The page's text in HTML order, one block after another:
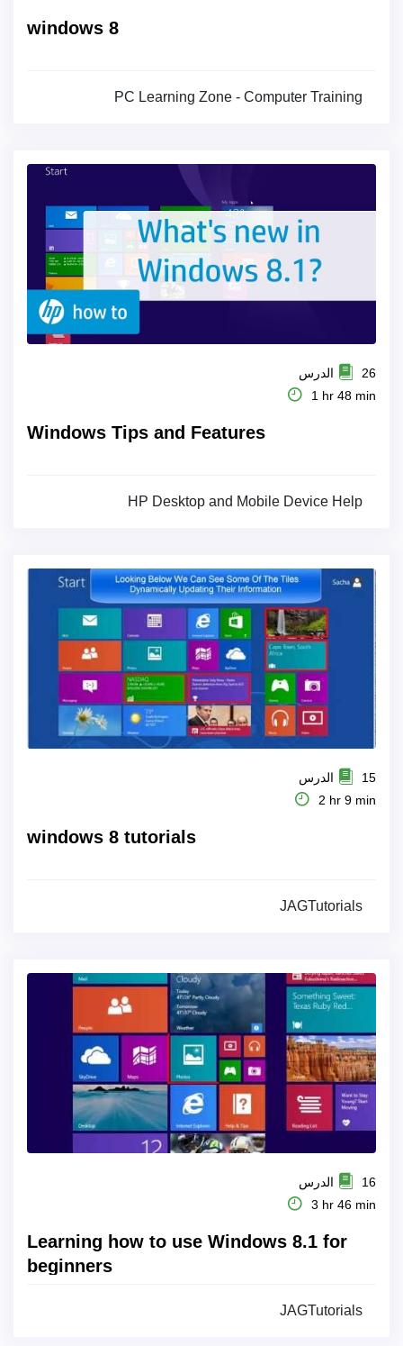
windows 8
PC Learning Zone - Computer Training
26 الدرس
1 hr 48 min
Windows Tips and Features
HP Desktop and Mobile Device Help
15 الدرس
2 hr 9 min
windows 8 tutorials
JAGTutorials
16 الدرس
3 hr 46 min
Learning how to use Windows 8.1 for
beginners
JAGTutorials